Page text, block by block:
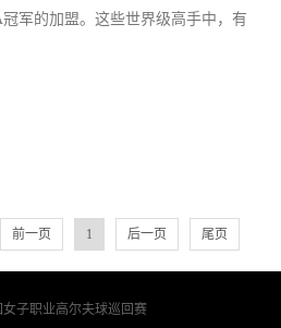
军的加盟。这些世界级高手中，有
前一页 1 后一页 尾页
女子职业高尔夫球巡回赛